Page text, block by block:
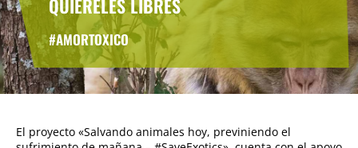
QUIÉRELES LIBRES
#AMORTOXICO
El proyecto «Salvando animales hoy, previniendo el